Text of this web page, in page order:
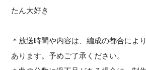
たん大好き
＊放送時間や内容は、編成の都合によ
あります。予めご了承ください。